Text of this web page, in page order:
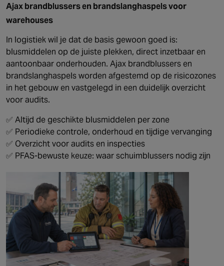
Ajax brandblussers en brandslanghaspels voor
warehouses
In logistiek wil je dat de basis gewoon goed is:
blusmiddelen op de juiste plekken, direct inzetbaar en
aantoonbaar onderhouden. Ajax brandblussers en
brandslanghaspels worden afgestemd op de risicozones
in het gebouw en vastgelegd in een duidelijk overzicht
voor audits.
✅ Altijd de geschikte blusmiddelen per zone
✅ Periodieke controle, onderhoud en tijdige vervanging
✅ Overzicht voor audits en inspecties
✅ PFAS-bewuste keuze: waar schuimblussers nodig zijn